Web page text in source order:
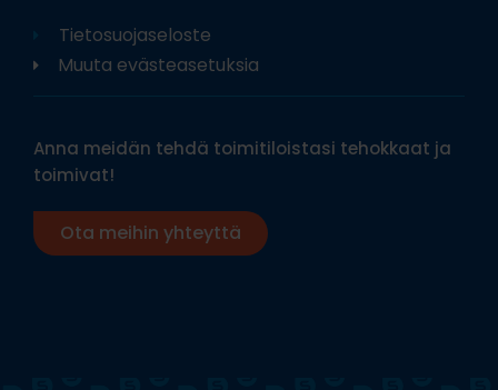
Tietosuojaseloste
Muuta evästeasetuksia
Anna meidän tehdä toimitiloistasi tehokkaat ja
toimivat!
Ota meihin yhteyttä